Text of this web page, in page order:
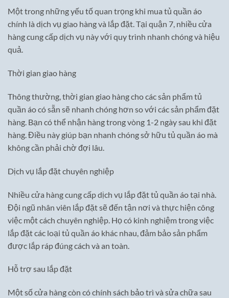
Một trong những yếu tố quan trọng khi mua tủ quần áo
chính là dịch vụ giao hàng và lắp đặt. Tại quận 7, nhiều cửa
hàng cung cấp dịch vụ này với quy trình nhanh chóng và hiệu
quả.
Thời gian giao hàng
Thông thường, thời gian giao hàng cho các sản phẩm tủ
quần áo có sẵn sẽ nhanh chóng hơn so với các sản phẩm đặt
hàng. Bạn có thể nhận hàng trong vòng 1-2 ngày sau khi đặt
hàng. Điều này giúp bạn nhanh chóng sở hữu tủ quần áo mà
không cần phải chờ đợi lâu.
Dịch vụ lắp đặt chuyên nghiệp
Nhiều cửa hàng cung cấp dịch vụ lắp đặt tủ quần áo tại nhà.
Đội ngũ nhân viên lắp đặt sẽ đến tận nơi và thực hiện công
việc một cách chuyên nghiệp. Họ có kinh nghiệm trong việc
lắp đặt các loại tủ quần áo khác nhau, đảm bảo sản phẩm
được lắp ráp đúng cách và an toàn.
Hỗ trợ sau lắp đặt
Một số cửa hàng còn có chính sách bảo trì và sửa chữa sau